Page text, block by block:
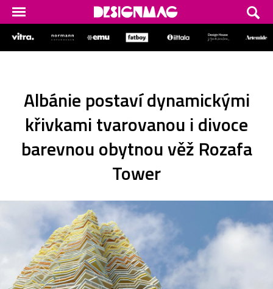
Albánie postaví dynamickými
křivkami tvarovanou i divoce
barevnou obytnou věž Rozafa
Tower